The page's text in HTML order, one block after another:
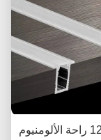
12 * 12mm راحة الألومنيوم